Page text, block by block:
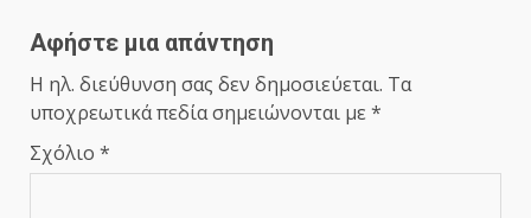
Αφήστε μια απάντηση
Η ηλ. διεύθυνση σας δεν δημοσιεύεται. Τα
υποχρεωτικά πεδία σημειώνονται με *
Σχόλιο *